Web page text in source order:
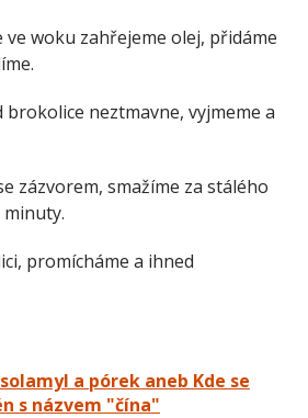
ve woku zahřejeme olej, přidáme
brokolice neztmavne, vyjmeme a
zázvorem, smažíme za stálého
minuty.
promícháme a ihned
a pórek aneb Kde se
s názvem "čína"